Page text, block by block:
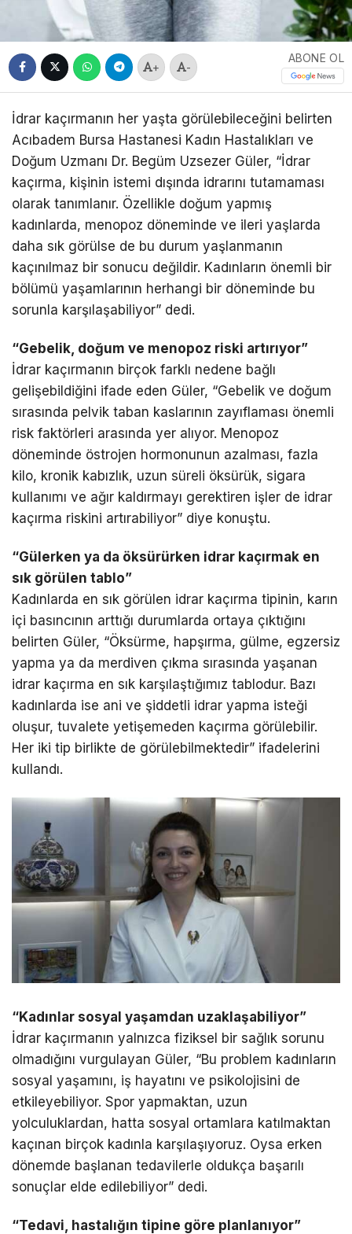
+ -
ABONE OL
İdrar kaçırmanın her yaşta görülebileceğini belirten
Acıbadem Bursa Hastanesi Kadın Hastalıkları ve
Doğum Uzmanı Dr. Begüm Uzsezer Güler, “İdrar
kaçırma, kişinin istemi dışında idrarını tutamaması
olarak tanımlanır. Özellikle doğum yapmış
kadınlarda, menopoz döneminde ve ileri yaşlarda
daha sık görülse de bu durum yaşlanmanın
kaçınılmaz bir sonucu değildir. Kadınların önemli bir
bölümü yaşamlarının herhangi bir döneminde bu
sorunla karşılaşabiliyor” dedi.
“Gebelik, doğum ve menopoz riski artırıyor”
İdrar kaçırmanın birçok farklı nedene bağlı
gelişebildiğini ifade eden Güler, “Gebelik ve doğum
sırasında pelvik taban kaslarının zayıflaması önemli
risk faktörleri arasında yer alıyor. Menopoz
döneminde östrojen hormonunun azalması, fazla
kilo, kronik kabızlık, uzun süreli öksürük, sigara
kullanımı ve ağır kaldırmayı gerektiren işler de idrar
kaçırma riskini artırabiliyor” diye konuştu.
“Gülerken ya da öksürürken idrar kaçırmak en
sık görülen tablo”
Kadınlarda en sık görülen idrar kaçırma tipinin, karın
içi basıncının arttığı durumlarda ortaya çıktığını
belirten Güler, “Öksürme, hapşırma, gülme, egzersiz
yapma ya da merdiven çıkma sırasında yaşanan
idrar kaçırma en sık karşılaştığımız tablodur. Bazı
kadınlarda ise ani ve şiddetli idrar yapma isteği
oluşur, tuvalete yetişemeden kaçırma görülebilir.
Her iki tip birlikte de görülebilmektedir” ifadelerini
kullandı.
“Kadınlar sosyal yaşamdan uzaklaşabiliyor”
İdrar kaçırmanın yalnızca fiziksel bir sağlık sorunu
olmadığını vurgulayan Güler, “Bu problem kadınların
sosyal yaşamını, iş hayatını ve psikolojisini de
etkileyebiliyor. Spor yapmaktan, uzun
yolculuklardan, hatta sosyal ortamlara katılmaktan
kaçınan birçok kadınla karşılaşıyoruz. Oysa erken
dönemde başlanan tedavilerle oldukça başarılı
sonuçlar elde edilebiliyor” dedi.
“Tedavi, hastalığın tipine göre planlanıyor”